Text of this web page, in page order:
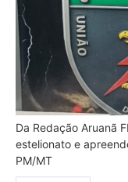
Da Redação Aruanã
estelionato e
PM/MT